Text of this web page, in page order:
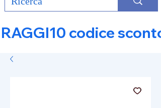
RAGGI10 codice